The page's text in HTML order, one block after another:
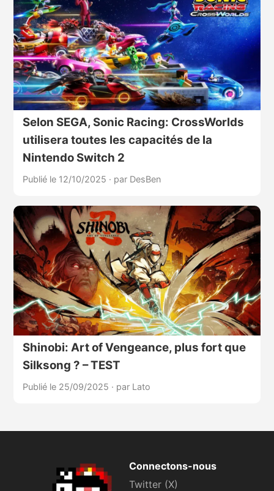
Selon SEGA, Sonic Racing: CrossWorlds
utilisera toutes les capacités de la
Nintendo Switch 2
Publié le 12/10/2025 · par DesBen
Shinobi: Art of Vengeance, plus fort que
Silksong ? – TEST
Publié le 25/09/2025 · par Lato
Connectons-nous
Twitter (X)